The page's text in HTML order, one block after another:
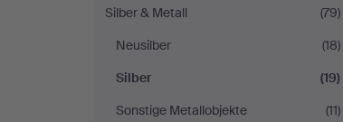
Lawrences
Auctioneers
Silber & Metall
(79)
Neusilber
(18)
Silber
(19)
Sonstige Metallobjekte
(11)